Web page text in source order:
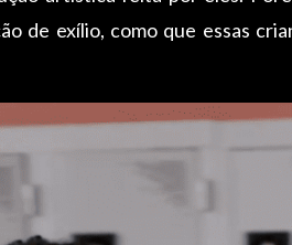
de exílio, como que essas